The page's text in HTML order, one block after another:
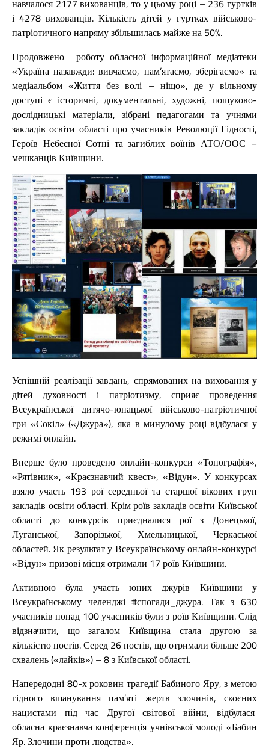
навчалося 2177 вихованців, то у цьому році – 236 гуртків
і 4278 вихованців. Кількість дітей у гуртках військово-
патріотичного напряму збільшилась майже на 50%.
Продовжено роботу обласної інформаційної медіатеки
«Україна назавжди: вивчаємо, пам’ятаємо, зберігаємо» та
медіаальбом «Життя без волі – ніщо», де у вільному
доступі є історичні, документальні, художні, пошуково-
дослідницькі матеріали, зібрані педагогами та учнями
закладів освіти області про учасників Революції Гідності,
Героїв Небесної Сотні та загиблих воїнів АТО/ООС –
мешканців Київщини.
Успішній реалізації завдань, спрямованих на виховання у
дітей духовності і патріотизму, сприяє проведення
Всеукраїнської дитячо-юнацької військово-патріотичної
гри «Сокіл» («Джура»), яка в минулому році відбулася у
режимі онлайн.
Вперше було проведено онлайн-конкурси «Топографія»,
«Рятівник», «Краєзнавчий квест», «Відун». У конкурсах
взяло участь 193 рої середньої та старшої вікових груп
закладів освіти області. Крім роїв закладів освіти Київської
області до конкурсів приєдналися рої з Донецької,
Луганської, Запорізької, Хмельницької, Черкаської
областей. Як результат у Всеукраїнському онлайн-конкурсі
«Відун» призові місця отримали 17 роїв Київщини.
Активною була участь юних джурів Київщини у
Всеукраїнському челенджі #спогади_джура. Так з 630
учасників понад 100 учасників були з роїв Київщини. Слід
відзначити, що загалом Київщина стала другою за
кількістю постів. Серед 26 постів, що отримали більше 200
схвалень («лайків») – 8 з Київської області.
Напередодні 80-х роковин трагедії Бабиного Яру, з метою
гідного вшанування пам’яті жертв злочинів, скоєних
нацистами під час Другої світової війни, відбулася
обласна краєзнавча конференція учнівської молоді «Бабин
Яр. Злочини проти людства».